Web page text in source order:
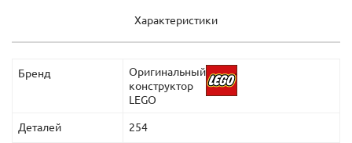
Характеристики
Бренд
Оригинальный
конструктор
LEGO
Деталей 254